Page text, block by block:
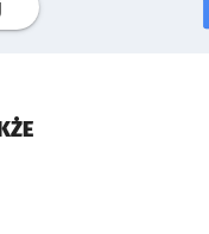
profil